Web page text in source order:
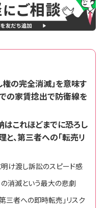
権の完全消滅」を意味す
の家賃捻出で防衛線を
これほどまでに恐ろし
、第三者への「転売リ
け渡し訴訟のスピード感
消滅という最大の悲劇
三者への即時転売」リスク